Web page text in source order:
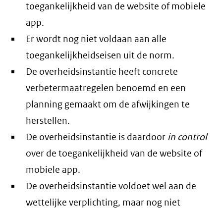
toegankelijkheid van de website of mobiele
app.
Er wordt nog niet voldaan aan alle
toegankelijkheidseisen uit de norm.
De overheidsinstantie heeft concrete
verbetermaatregelen benoemd en een
planning gemaakt om de afwijkingen te
herstellen.
De overheidsinstantie is daardoor in control
over de toegankelijkheid van de website of
mobiele app.
De overheidsinstantie voldoet wel aan de
wettelijke verplichting, maar nog niet